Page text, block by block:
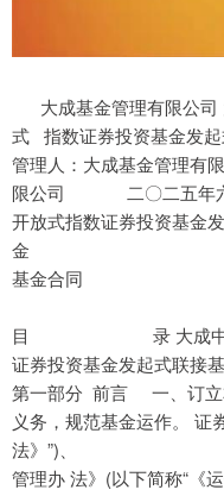
大成基金管理有限公司 大成中证全指自由现金流交易型开放式 指数证券投资基金发起式联接基金 基金合同 基金管理人：大成基金管理有限公司 基金托管人：华泰证券股份有限公司 二〇二五年六月 大成中证全指自由现金流交易型开放式指数证券投资基金发起式联接基金 基金合同 目 录 大成中证全指自由现金流交易型开放式指数证券投资基金发起式联接基金 基金合同 第一部分 前言 一、订立本基金合同的目的、依据和原则 权利义务，规范基金运作。 证券投资基金法》(以下简称“《基金法》”)、 《公开募集证券投资基金运作管理办 法》(以下简称“《运作办法》”)、 《公开募集证券投资基金销售机构监督管理办法》 (以下简称“《销售办法》”)、《公开募集证券投资基金信息披露管理办法》(以下 简称“《信息披露办法》”)、 《公开募集开放式证券投资基金流动性风险管理规定》 （以下简称“《流动性风险管理规定》”）、《公开募集证券投资基金运作指引第 2 《公开募集证券投资基金运作指引第 3 号——指数基金 号——基金中基金指引》、 指引》（以下简称“《指数基金指引》”）和其他有关法律法规。 益。 二、基金合同是规定基金合同当事人之间权利义务关系的基本法律文件，其 他与基金相关的涉及基金合同当事人之间权利义务关系的任何文件或表述，如与 基金合同有冲突，均以基金合同为准。基金合同当事人按照《基金法》、基金合 同及其他有关规定享有权利、承担义务。 基金合同的当事人包括基金管理人、基金托管人和基金份额持有人。基金投 资人自依本基金合同取得基金份额，即成为基金份额持有人和本基金合同的当事 人，其持有基金份额的行为本身即表明其对基金合同的承认和接受。 三、大成中证全指自由现金流交易型开放式指数证券投资基金发起式联接基 金由基金管理人依照《基金法》、基金合同及其他有关规定募集，并经中国证券 监督管理委员会(以下简称“中国证监会”)注册。 中国证监会对本基金募集的注册，并不表明其对本基金的投资价值和市场前 景做出实质性判断或保证，也不表明投资于本基金没有风险。 基金管理人依照恪尽职守、诚实信用、谨慎勤勉的原则管理和运用基金财产， 大成中证全指自由现金流交易型开放式指数证券投资基金发起式联接基金 基金合同 但不保证投资于本基金一定盈利，也不保证最低收益。 投资者应当认真阅读基金招募说明书、基金合同、基金产品资料概要等信息 披露文件，自主判断基金的投资价值，自主做出投资决策，自行承担投资风险。 四、基金管理人、基金托管人在本基金合同之外披露涉及本基金的信息，其 内容涉及界定基金合同当事人之间权利义务关系的，如与基金合同有冲突，以基 金合同为准。 五、本基金按照中国法律法规成立并运作，若基金合同的内容与届时有效的 法律法规的强制性规定不一致，应当以届时有效的法律法规的规定为准。 六、当本基金持有特定资产且存在或潜在大额赎回申请时，基金管理人履行 相应程序后，可以启动侧袋机制，具体详见基金合同和招募说明书的有关章节。 侧袋机制实施期间，基金管理人将对基金简称进行特殊标识，并不办理侧袋账户 的申购赎回。请基金份额持有人仔细阅读相关内容并关注本基金启用侧袋机制时 的特定风险。 七、本基金的投资范围包括存托凭证，可能面临存托凭证价格大幅波动甚至 出现较大亏损的风险，以及与存托凭证发行机制相关的风险。 八、本基金为指数型基金，投资者投资于本基金可能面临跟踪误差控制未达 约定目标、指数编制机构停止服务、成份股停牌、退市等潜在风险，详见本基金 招募说明书。 大成中证全指自由现金流交易型开放式指数证券投资基金发起式联接基金 基金合同 第二部分 释义 在本基金合同中，除非文意另有所指，下列词语或简称具有如下含义： 基金发起式联接基金 数证券投资基金发起式联接基金基金合同》及对本基金合同的任何有效修订和补 充 自由现金流交易型开放式指数证券投资基金发起式联接基金托管协议》及对该托 管协议的任何有效修订和补充 基金发起式联接基金招募说明书》及其更新 券投资基金发起式联接基金基金份额发售公告》 券投资基金发起式联接基金基金产品资料概要》及其更新 司法解释、行政规章以及其他对基金合同当事人有约束力的决定、决议、通知等 会第五次会议通过，经 2012 年 12 月 28 日第十一届全国人民代表大会常务委员 会第三十次会议修订，自 2013 年 6 月 1 日起实施，并经 2015 年 4 月 24 日第十 二届全国人民代表大会常务委员会第十四次会议《全国人民代表大会常务委员会 关于修改等七部法律的决定》修正的《中华人民共和 国证券投资基金法》及颁布机关对其不时做出的修订 《销售办法》：指中国证监会 2020 年 8 月 28 日颁布、同年 10 月 1 日实 施的《公开募集证券投资基金销售机构监督管理办法》及颁布机关对其不时做出 大成中证全指自由现金流交易型开放式指数证券投资基金发起式联接基金 基金合同 的修订 日实施的，并经 2020 年 3 月 20 日中国证监会《关于修改部分证券期货规章的决 定》修正的《公开募集证券投资基金信息披露管理办法》及颁布机关对其不时做 出的修订 的《公开募集证券投资基金运作管理办法》及颁布机关对其不时做出的修订 机关对其不时做出的修订 日实施的《公开募集证券投资基金运作指引第 3 号——指数基金指引》及颁布机 关对其不时做出的修订 紧密跟踪业绩基准表现，追求跟踪偏离度和跟踪误差最小化，采用开放式运作的 基金 金，简称为“大成中证全指自由现金流 ETF” 务的法律主体，包括基金管理人、基金托管人和基金份额持有人 合法登记并存续或经有关政府部门批准设立并存续的企业法人、事业法人、社会 团体或其他组织 投资者境内证券期货投资管理办法》及相关法律法规规定使用来自境外的资金进 行境内证券期货投资的境外机构投资者，包括合格境外机构投资者和人民币合格 境外机构投资者 大成中证全指自由现金流交易型开放式指数证券投资基金发起式联接基金 基金合同 境外投资者以及法律法规或中国证监会允许购买证券投资基金的其他投资人的 合称 人 金份额的发售、申购、赎回、转换、转托管、定期定额投资及提供基金交易账户 信息查询等活动 会规定的其他条件，取得基金销售业务资格并与基金管理人签订了基金销售服务 协议，办理基金销售业务的机构 投资人基金账户的建立和管理、基金份额登记、基金销售业务的确认、清算和结 算、代理发放红利、建立并保管基金份额持有人名册和办理非交易过户等 限公司或接受大成基金管理有限公司委托代为办理登记业务的机构 管理的基金份额余额及其变动情况的账户 构办理认购、申购、赎回、转换、转托管及定期定额投资等业务而引起的基金份 额变动及结余情况的账户 基金管理人向中国证监会办理基金备案手续完毕，并获得中国证监会书面确认的 日期 产清算完毕，清算结果报中国证监会备案并予以公告的日期 不得超过 3 个月 大成中证全指自由现金流交易型开放式指数证券投资基金发起式联接基金 基金合同 开放日 《业务规则》：指《大成基金管理有限公司开放式基金注册登记业务规则》， 是规范基金管理人所管理的开放式证券投资基金登记方面的业务规则，由基金管 理人和投资人共同遵守 请购买基金份额的行为 请购买基金份额的行为 定的条件要求将基金份额兑换为现金的行为 告规定的条件，申请将其持有基金管理人管理的、某一基金的基金份额转换为基 金管理人管理的其他基金份额的行为 持基金份额销售机构的操作 购日、扣款金额及扣款方式，由销售机构于每期约定扣款日在投资人指定银行账 户内自动完成扣款及受理基金申购申请的一种投资方式 加上基金转换中转出申请份额总数后扣除申购申请份额总数及基金转换中转入 申请份额总数后的余额)超过上一开放日基金总份额的 10% 资目标 ETF 份额所得收益、银行存款利息、已实现的其他合法收入及因运用基 大成中证全指自由现金流交易型开放式指数证券投资基金发起式联接基金 基金合同 金财产带来的成本和费用的节约 款本息、基金应收款项及其他资产的价值总和 值和基金份额净值的过程 刊及《信息披露办法》规定的互联网网站（包括基金管理人网站、基金托管人网 站、中国证监会基金电子披露网站）等媒介 基金份额持有人服务的费用 不同，将基金份额分为不同的类别。其中 A 类基金份额为在投资人认购/申购时 收取前端认购/申购费用，且不从本类别基金资产中计提销售服务费的基金份额； C 类基金份额为从本类别基金资产中计提销售服务费，且不收取认购/申购费用 的基金份额 以合理价格予以变现的资产，包括但不限于到期日在 10 个交易日以上的逆回购 与银行定期存款（含协议约定有条件提前支取的银行存款）、停牌股票、流通受 限的新股及非公开发行股票、资产支持证券、因发行人债务违约无法进行转让或 交易的债券等 值的方式，将基金调整投资组合的市场冲击成本分配给实际申购、赎回的投资者， 从而减少对存量基金